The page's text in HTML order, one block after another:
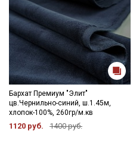
Бархат Премиум "Элит"
цв.Чернильно-синий, ш.1.45м,
хлопок-100%, 260гр/м.кв
1120 руб. 1400 руб.